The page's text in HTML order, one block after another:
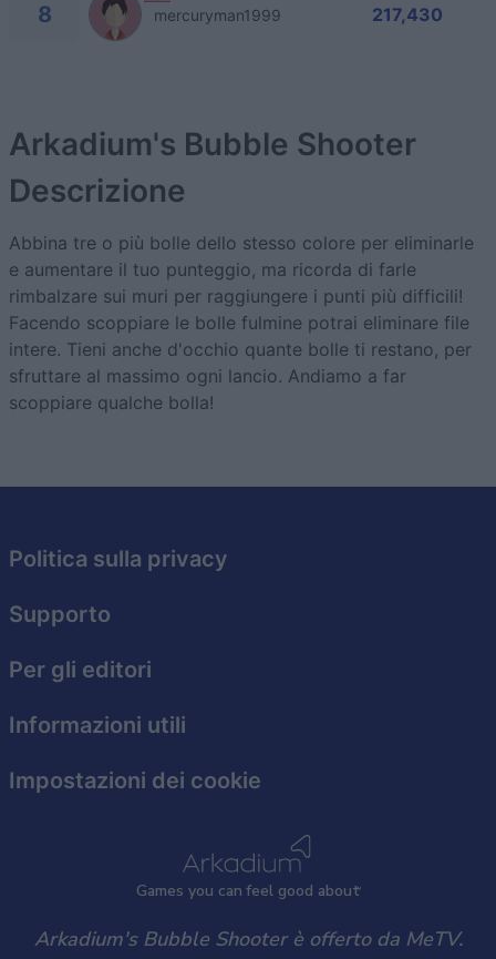
8 mercuryman1999 217,430
Arkadium's Bubble Shooter
Descrizione
Abbina tre o più bolle dello stesso colore per eliminarle
e aumentare il tuo punteggio, ma ricorda di farle
rimbalzare sui muri per raggiungere i punti più difficili!
Facendo scoppiare le bolle fulmine potrai eliminare file
intere. Tieni anche d'occhio quante bolle ti restano, per
sfruttare al massimo ogni lancio. Andiamo a far
scoppiare qualche bolla!
Games you can feel good about
Politica sulla privacy
Supporto
Per gli editori
Informazioni utili
Impostazioni dei cookie
Arkadium's Bubble Shooter è offerto da MeTV.